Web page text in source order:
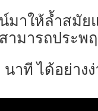
มาให้ล้ำสมั
มารถประพ
าที ได้อย่าง